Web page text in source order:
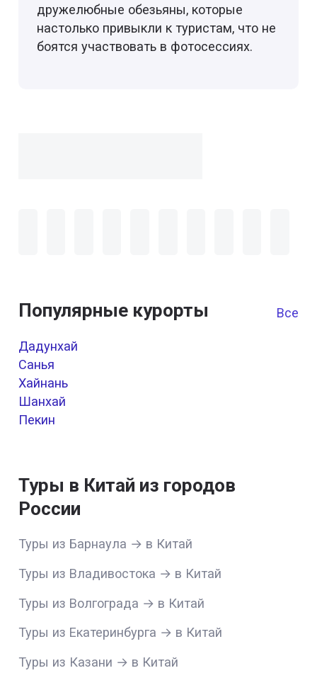
дружелюбные обезьяны, которые
настолько привыкли к туристам, что не
боятся участвовать в фотосессиях.
Популярные курорты Все
Дадунхай
Санья
Хайнань
Шанхай
Пекин
Туры в Китай из городов
России
Туры из Барнаула → в Китай
Туры из Владивостока → в Китай
Туры из Волгограда → в Китай
Туры из Екатеринбурга → в Китай
Туры из Казани → в Китай